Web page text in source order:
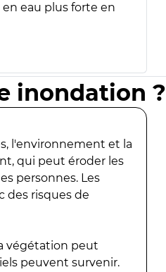
eau plus forte en
inondation ?
l'environnement et la
qui peut éroder les
personnes. Les
des risques de
végétation peut
peuvent survenir.